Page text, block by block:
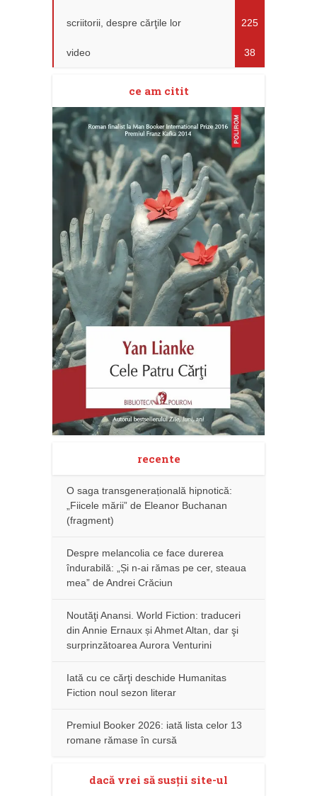
scriitorii, despre cărţile lor 225
video 38
ce am citit
recente
O saga transgenerațională hipnotică:
„Fiicele mării” de Eleanor Buchanan
(fragment)
Despre melancolia ce face durerea
îndurabilă: „Și n-ai rămas pe cer, steaua
mea” de Andrei Crăciun
Noutăţi Anansi. World Fiction: traduceri
din Annie Ernaux și Ahmet Altan, dar şi
surprinzătoarea Aurora Venturini
Iată cu ce cărţi deschide Humanitas
Fiction noul sezon literar
Premiul Booker 2026: iată lista celor 13
romane rămase în cursă
dacă vrei să susţii site-ul